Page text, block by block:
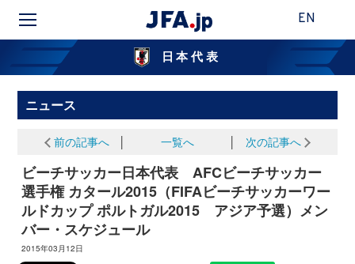
EN
日本代表
ニュース
前の記事へ 一覧へ 次の記事へ
ビーチサッカー日本代表 AFCビーチサッカー
選手権 カタール2015（FIFAビーチサッカーワー
ルドカップ ポルトガル2015 アジア予選）メン
バー・スケジュール
2015年03月12日